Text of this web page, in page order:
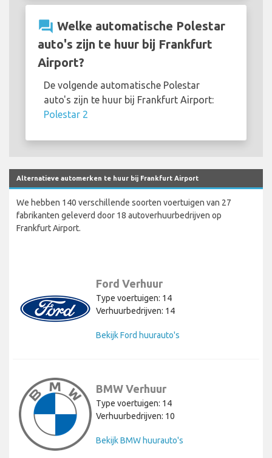
question_answer Welke automatische Polestar
auto's zijn te huur bij Frankfurt
Airport?
De volgende automatische Polestar
auto's zijn te huur bij Frankfurt Airport:
Polestar 2
Alternatieve automerken te huur bij Frankfurt Airport
We hebben 140 verschillende soorten voertuigen van 27
fabrikanten geleverd door 18 autoverhuurbedrijven op
Frankfurt Airport.
Ford Verhuur
Type voertuigen: 14
Verhuurbedrijven: 14
Bekijk Ford huurauto's
BMW Verhuur
Type voertuigen: 14
Verhuurbedrijven: 10
Bekijk BMW huurauto's